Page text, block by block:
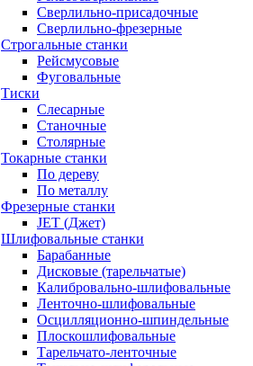
Сверлильно-присадочные
Сверлильно-фрезерные
Строгальные станки
Рейсмусовые
Фуговальные
Тиски
Слесарные
Станочные
Столярные
Токарные станки
По дереву
По металлу
Фрезерные станки
JET (Джет)
Шлифовальные станки
Барабанные
Дисковые (тарельчатые)
Калибровально-шлифовальные
Ленточно-шлифовальные
Осцилляционно-шпиндельные
Плоскошлифовальные
Тарельчато-ленточные